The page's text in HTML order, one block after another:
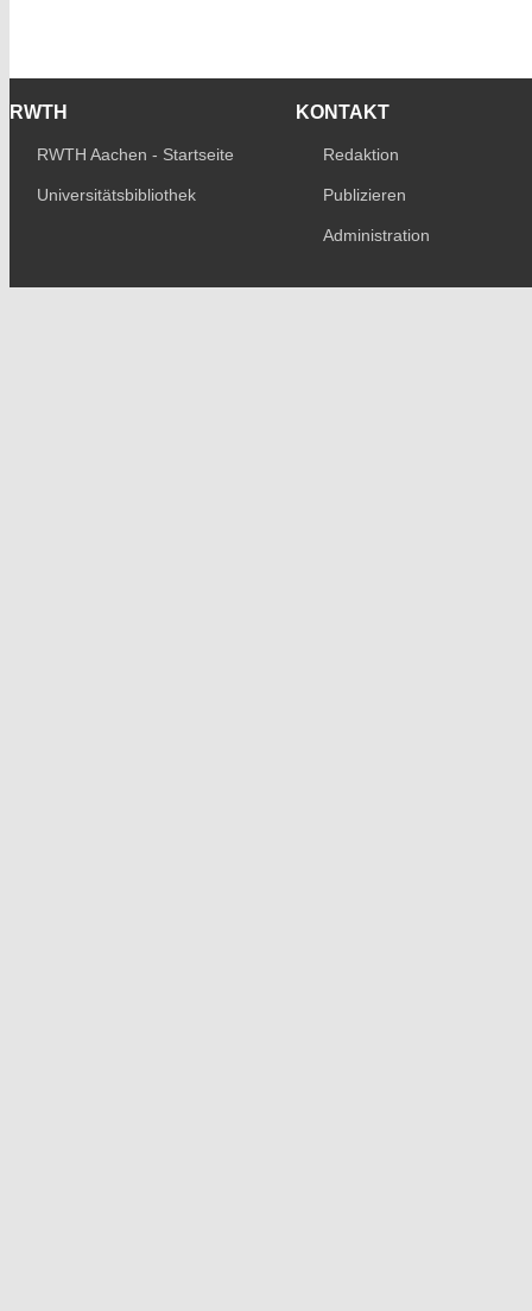
RWTH
RWTH Aachen - Startseite
Universitätsbibliothek
KONTAKT
Redaktion
Publizieren
Administration